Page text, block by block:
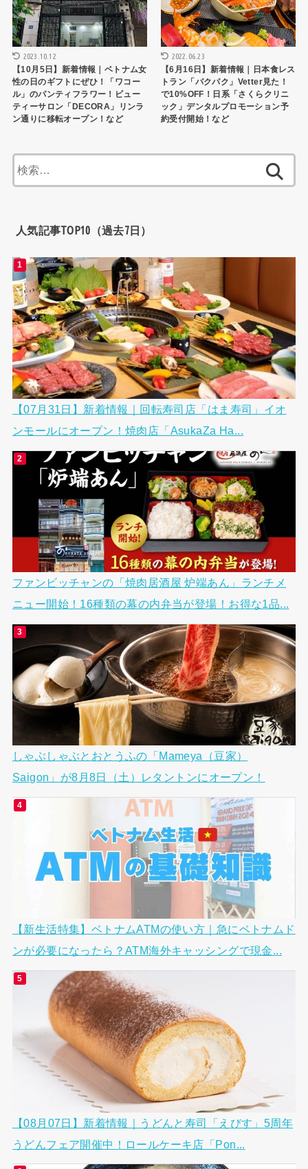
2023.10.12
【10月5日】新着情報｜ベトナム女
性の日のギフトにぜひ！「ワコー
ル」のパンティフラワー！ビュー
ティーサロン「DECORA」リンラ
ン通りに移転オープン！など
2022.06.23
【6月16日】新着情報｜日本食レス
トラン「パクパク」Vetter見た！
で10%OFF！日系「さくらクリニ
ック」デンタルプロモーション予
約受付開始！など
索:
人気記事TOP10（過去7日）
【07月31日】新着情報｜回転寿司店「はま寿司」イオ
ンモールにオープン！焼肉店「AsukaZa Ha...
ファンビッチャンの「焼肉居酒屋 炉端あん」ランチメ
ニュー開始！16種類の幕の内弁当が登場！お得な1品...
しゃぶしゃぶとおとうふの「Mameya（豆家）
Saigon」が8月8日（土）レタントンにオープン！
【新生活特集】ベトナムATMの使い方｜急にベトナムド
ンが必要になったら？ATM海外キャッシングで現金...
【08月07日】新着情報｜うどんと寿司「えびす」5周年
うどんフェア開催中！ロールケーキ店「Pon...